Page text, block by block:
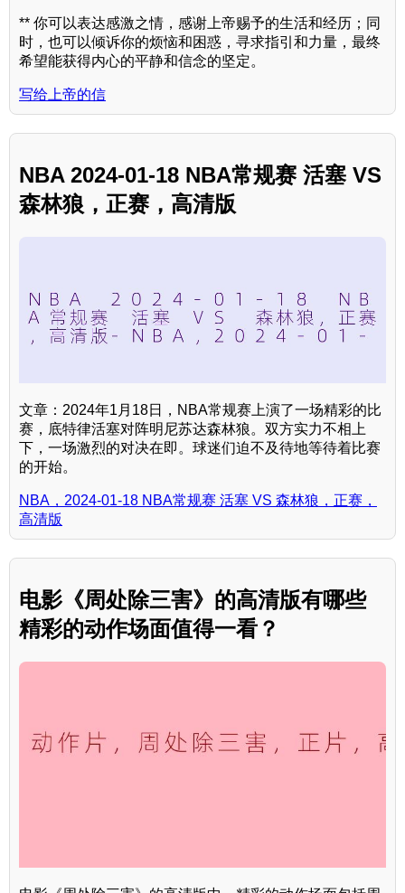
** 你可以表达感激之情，感谢上帝赐予的生活和经历；同
时，也可以倾诉你的烦恼和困惑，寻求指引和力量，最终
希望能获得内心的平静和信念的坚定。
写给上帝的信
NBA 2024-01-18 NBA常规赛 活塞 VS
森林狼，正赛，高清版
文章：2024年1月18日，NBA常规赛上演了一场精彩的比
赛，底特律活塞对阵明尼苏达森林狼。双方实力不相上
下，一场激烈的对决在即。球迷们迫不及待地等待着比赛
的开始。
NBA，2024-01-18 NBA常规赛 活塞 VS 森林狼，正赛，
高清版
电影《周处除三害》的高清版有哪些
精彩的动作场面值得一看？